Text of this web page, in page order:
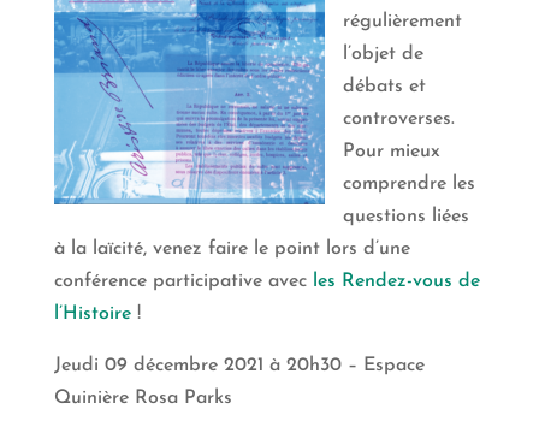
régulièrement
l’objet de
débats et
controverses.
Pour mieux
comprendre les
questions liées
à la laïcité, venez faire le point lors d’une
conférence participative avec les Rendez-vous de
l’Histoire!
Jeudi 09 décembre 2021 à 20h30 – Espace
Quinière Rosa Parks